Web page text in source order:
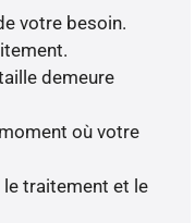
votre besoin.
demeure
où votre
le traitement et le